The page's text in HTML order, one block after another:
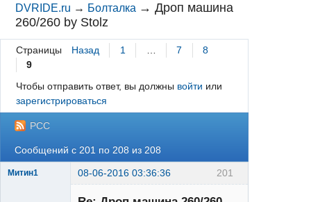
DVRIDE.ru → Болталка →Дроп машина
260/260 by Stolz
Страницы Назад 1 … 7
8
9
Чтобы отправить ответ, вы должны войти или
зарегистрироваться
РСС
Сообщений с 201 по 208 из 208
201
Митин1 08-06-2016 03:36:36